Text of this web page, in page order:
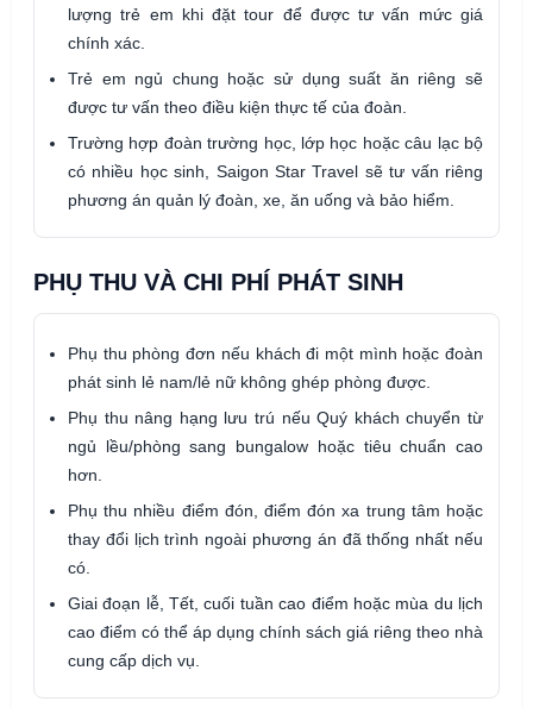
lượng trẻ em khi đặt tour để được tư vấn mức giá
chính xác.
Trẻ em ngủ chung hoặc sử dụng suất ăn riêng sẽ
được tư vấn theo điều kiện thực tế của đoàn.
Trường hợp đoàn trường học, lớp học hoặc câu lạc bộ
có nhiều học sinh, Saigon Star Travel sẽ tư vấn riêng
phương án quản lý đoàn, xe, ăn uống và bảo hiểm.
PHỤ THU VÀ CHI PHÍ PHÁT SINH
Phụ thu phòng đơn nếu khách đi một mình hoặc đoàn
phát sinh lẻ nam/lẻ nữ không ghép phòng được.
Phụ thu nâng hạng lưu trú nếu Quý khách chuyển từ
ngủ lều/phòng sang bungalow hoặc tiêu chuẩn cao
hơn.
Phụ thu nhiều điểm đón, điểm đón xa trung tâm hoặc
thay đổi lịch trình ngoài phương án đã thống nhất nếu
có.
Giai đoạn lễ, Tết, cuối tuần cao điểm hoặc mùa du lịch
cao điểm có thể áp dụng chính sách giá riêng theo nhà
cung cấp dịch vụ.